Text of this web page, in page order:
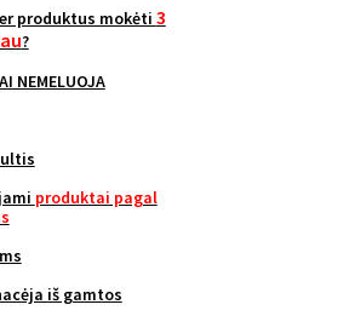
produktus mokėti 3
?
NEMELUOJA
produktai pagal
iš gamtos